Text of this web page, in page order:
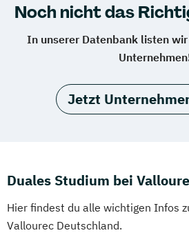
Noch nicht das
In unserer Datenbank listen
Jetzt
Duales Studium bei
Hier findest du alle wichtigen Infos
Vallourec Deutschland.